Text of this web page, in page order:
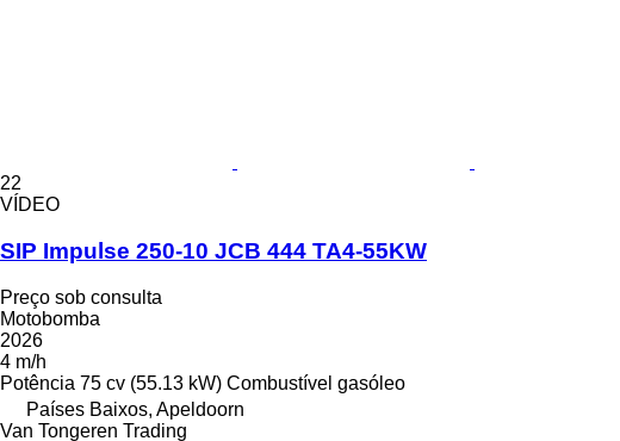
22
VÍDEO
SIP Impulse 250-10 JCB 444 TA4-55KW
Preço sob consulta
Motobomba
2026
4 m/h
Potência 75 cv (55.13 kW) Combustível gasóleo
Países Baixos, Apeldoorn
Van Tongeren Trading